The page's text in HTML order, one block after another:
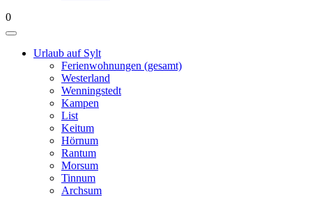
0
Urlaub auf Sylt
Ferienwohnungen (gesamt)
Westerland
Wenningstedt
Kampen
List
Keitum
Hörnum
Rantum
Morsum
Tinnum
Archsum